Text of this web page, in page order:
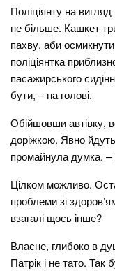
Поліціянту на
не більше. Кашкет
пахву, аби
поліціянтка
пасажирського
бути, – на голові.
Обійшовши автівку,
доріжкою. Явно
промайнула думка. –
Цілком можливо.
проблеми зі
взагалі щось інше?
Власне, глибоко в
Патрік і не тато. Так